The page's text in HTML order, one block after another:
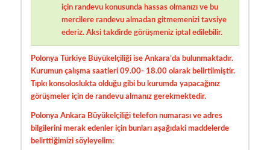
için randevu konusunda hassas olmanızı ve bu
mercilere randevu almadan gitmemenizi tavsiye
ederiz. Aksi takdirde görüşmeniz iptal edilebilir.
Polonya Türkiye Büyükelçiliği ise Ankara’da bulunmaktadır.
Kurumun çalışma saatleri 09.00- 18.00 olarak belirtilmiştir.
Tıpkı konsoloslukta olduğu gibi bu kurumda yapacağınız
görüşmeler için de randevu almanız gerekmektedir.
Polonya Ankara Büyükelçiliği telefon numarası ve adres
bilgilerini merak edenler için bunları aşağıdaki maddelerde
belirttiğimizi söyleyelim: